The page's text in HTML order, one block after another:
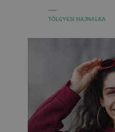
TÖLGYESI HAJNALKA